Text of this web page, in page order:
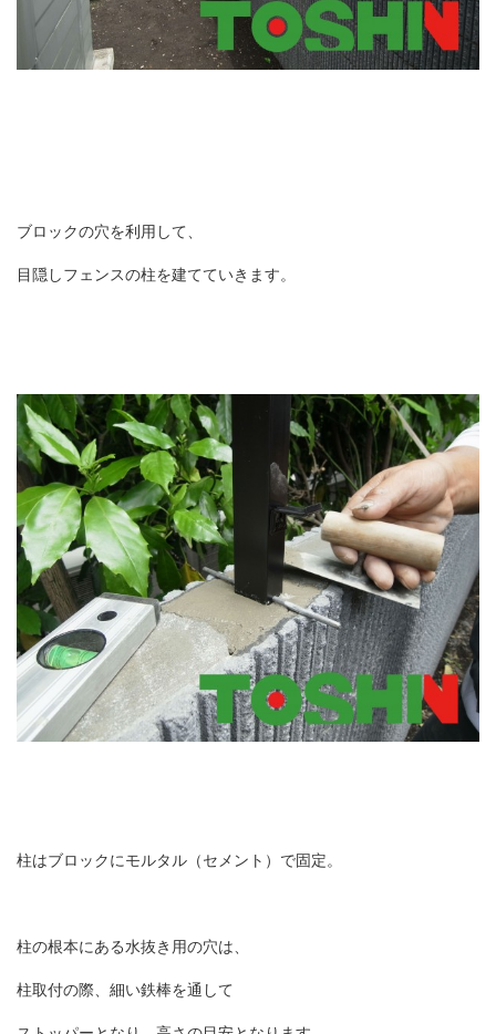
ブロックの穴を利用して、
目隠しフェンスの柱を建てていきます。
柱はブロックにモルタル（セメント）で固定。
柱の根本にある水抜き用の穴は、
柱取付の際、細い鉄棒を通 して